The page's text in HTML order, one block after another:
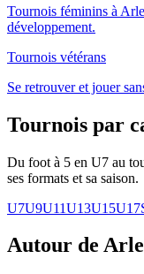
Tournois féminins à
développement.
Tournois vétérans
Se retrouver et jouer
Tournois par
Du foot à 5 en U7 au
ses formats et sa saison.
U7U9U11U13U15U17
Autour de